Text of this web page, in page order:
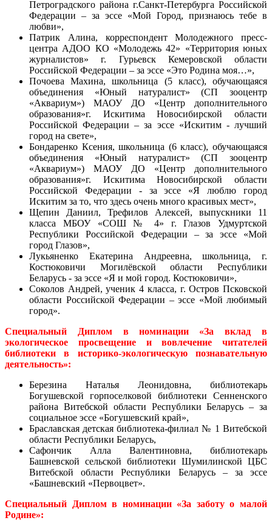
Петроградского района г.Санкт-Петербурга Российской
Федерации – за эссе «Мой Город, признаюсь тебе в
любви»,
Патрик Алина, корреспондент Молодежного пресс-
центра АДОО КО «Молодежь 42» «Территория юных
журналистов» г. Гурьевск Кемеровской области
Российской Федерации – за эссе «Это Родина моя…»,
Почоева Махина, школьница (5 класс), обучающаяся
объединения «Юный натуралист» (СП зооцентр
«Аквариум») МАОУ ДО «Центр дополнительного
образования»г. Искитима Новосибирской области
Российской Федерации – за эссе «Искитим - лучший
город на свете»,
Бондаренко Ксения, школьница (6 класс), обучающаяся
объединения «Юный натуралист» (СП зооцентр
«Аквариум») МАОУ ДО «Центр дополнительного
образования»г. Искитима Новосибирской области
Российской Федерации - за эссе «Я люблю город
Искитим за то, что здесь очень много красивых мест»,
Щепин Даниил, Трефилов Алексей, выпускники 11
класса МБОУ «СОШ № 4» г. Глазов Удмуртской
Республики Российской Федерации – за эссе «Мой
город Глазов»,
Лукьяненко Екатерина Андреевна, школьница, г.
Костюковичи Могилёвской области Республики
Беларусь - за эссе «Я и мой город. Костюковичи»,
Соколов Андрей, ученик 4 класса, г. Остров Псковской
области Российской Федерации – эссе «Мой любимый
город».
Специальный Диплом в номинации «За вклад в
экологическое просвещение и вовлечение читателей
библиотеки в историко-экологическую познавательную
деятельность»:
Березина Наталья Леонидовна, библиотекарь
Богушевской горпоселковой библиотеки Сенненского
района Витебской области Республики Беларусь – за
социальное эссе «Богушевский край»,
Браславская детская библиотека-филиал № 1 Витебской
области Республики Беларусь,
Сафончик Алла Валентиновна, библиотекарь
Башневской сельской библиотеки Шумилинской ЦБС
Витебской области Республики Беларусь – за эссе
«Башневский «Первоцвет».
Специальный Диплом в номинации «За заботу о малой
Родине»: